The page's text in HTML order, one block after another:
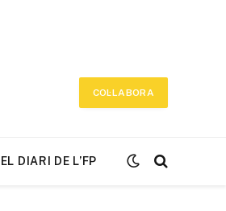
COL·LABORA
EL DIARI DE L’FP